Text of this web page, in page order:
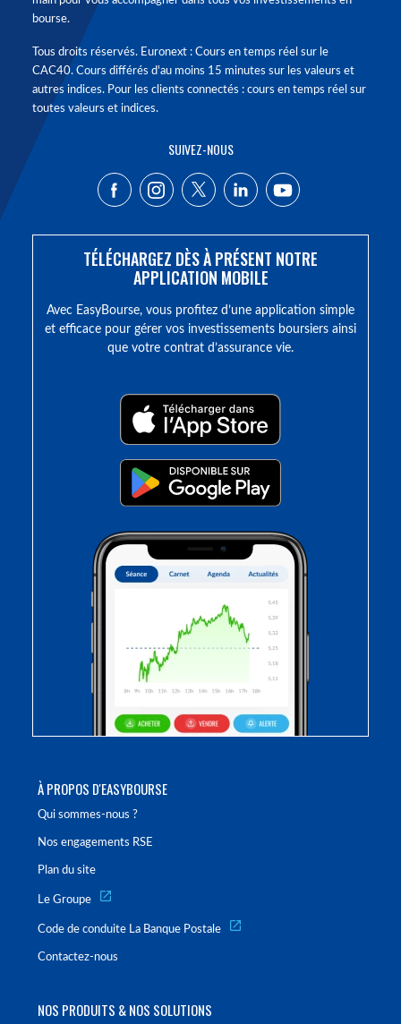
À PROPOS D'EASYBOURSE
Qui sommes-nous ?
Nos engagements RSE
Plan du site
Le Groupe
Code de conduite La Banque Postale
Contactez-nous
NOS PRODUITS & NOS SOLUTIONS
bourse.
Tous droits réservés. Euronext : Cours en temps réel sur le
CAC40. Cours différés d'au moins 15 minutes sur les valeurs et
autres indices. Pour les clients connectés : cours en temps réel sur
toutes valeurs et indices.
SUIVEZ-NOUS
TÉLÉCHARGEZ DÈS À PRÉSENT NOTRE
APPLICATION MOBILE
Avec EasyBourse, vous profitez d’une application simple
et efficace pour gérer vos investissements boursiers ainsi
que votre contrat d’assurance vie.